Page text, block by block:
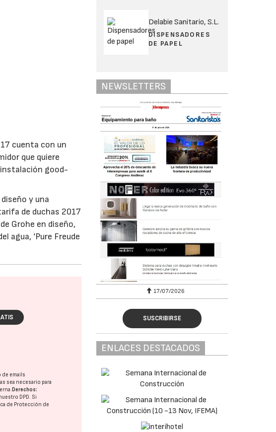
cuenta con un
que quiere
instalación good-
y una
de duchas 2017
Grohe en diseño,
agua, ‘Pure Freude
de emails
sea necesario para
Derechos:
DPD. Si
de Protección de
Delabie Sanitario, S.L.
DISPENSADORES
DE PAPEL
NEWSLETTERS
17/07/2026
SUSCRIBIRSE
ENLACES DESTACADOS